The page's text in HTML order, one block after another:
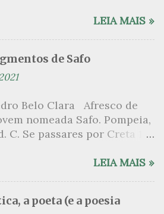
em sua própria
e findaram por revelar
dessa intimidade o lado
um conjunto de livros
os escritores se
livros que dispensam o
Angot, até o presente
francesa quase
no Brasil embora
autora de um livro
LEIA MAIS »
de Safo
Belo Clara Afresco de
nomeada Safo. Pompeia,
C. Se passares por Creta 1
é o pomar de macieiras e do
dos ramos escorre a água,
LEIA MAIS »
a poeta (e a poesia